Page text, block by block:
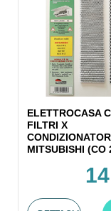
ELETTROCASA
FILTRI X
MITSUBISHI (CO